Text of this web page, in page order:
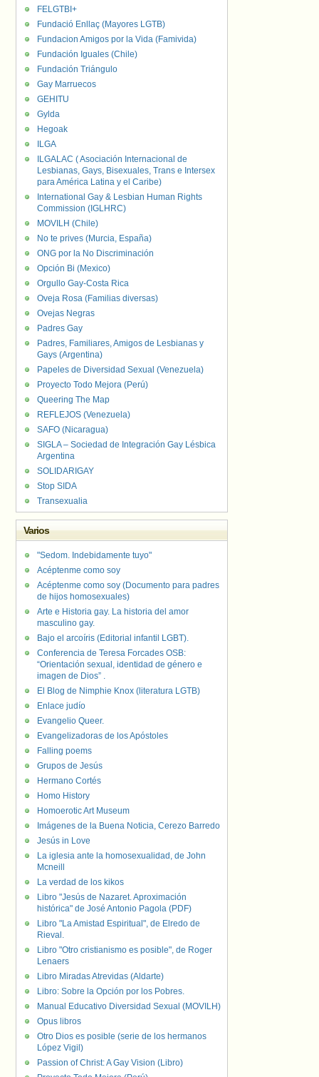
FELGTBI+
Fundació Enllaç (Mayores LGTB)
Fundacion Amigos por la Vida (Famivida)
Fundación Iguales (Chile)
Fundación Triángulo
Gay Marruecos
GEHITU
Gylda
Hegoak
ILGA
ILGALAC ( Asociación Internacional de
Lesbianas, Gays, Bisexuales, Trans e Intersex
para América Latina y el Caribe)
International Gay & Lesbian Human Rights
Commission (IGLHRC)
MOVILH (Chile)
No te prives (Murcia, España)
ONG por la No Discriminación
Opción Bi (Mexico)
Orgullo Gay-Costa Rica
Oveja Rosa (Familias diversas)
Ovejas Negras
Padres Gay
Padres, Familiares, Amigos de Lesbianas y
Gays (Argentina)
Papeles de Diversidad Sexual (Venezuela)
Proyecto Todo Mejora (Perú)
Queering The Map
REFLEJOS (Venezuela)
SAFO (Nicaragua)
SIGLA – Sociedad de Integración Gay Lésbica
Argentina
SOLIDARIGAY
Stop SIDA
Transexualia
Varios
"Sedom. Indebidamente tuyo"
Acéptenme como soy
Acéptenme como soy (Documento para padres
de hijos homosexuales)
Arte e Historia gay. La historia del amor
masculino gay.
Bajo el arcoíris (Editorial infantil LGBT).
Conferencia de Teresa Forcades OSB:
“Orientación sexual, identidad de género e
imagen de Dios” .
El Blog de Nimphie Knox (literatura LGTB)
Enlace judío
Evangelio Queer.
Evangelizadoras de los Apóstoles
Falling poems
Grupos de Jesús
Hermano Cortés
Homo History
Homoerotic Art Museum
Imágenes de la Buena Noticia, Cerezo Barredo
Jesús in Love
La iglesia ante la homosexualidad, de John
Mcneill
La verdad de los kikos
Libro "Jesús de Nazaret. Aproximación
histórica" de José Antonio Pagola (PDF)
Libro "La Amistad Espiritual", de Elredo de
Rieval.
Libro "Otro cristianismo es posible", de Roger
Lenaers
Libro Miradas Atrevidas (Aldarte)
Libro: Sobre la Opción por los Pobres.
Manual Educativo Diversidad Sexual (MOVILH)
Opus libros
Otro Dios es posible (serie de los hermanos
López Vigil)
Passion of Christ: A Gay Vision (Libro)